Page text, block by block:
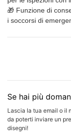
🎁 Funzione di
i soccorsi di
Se hai più
Lascia la tua email o il
da poterti inviare un
disegni!